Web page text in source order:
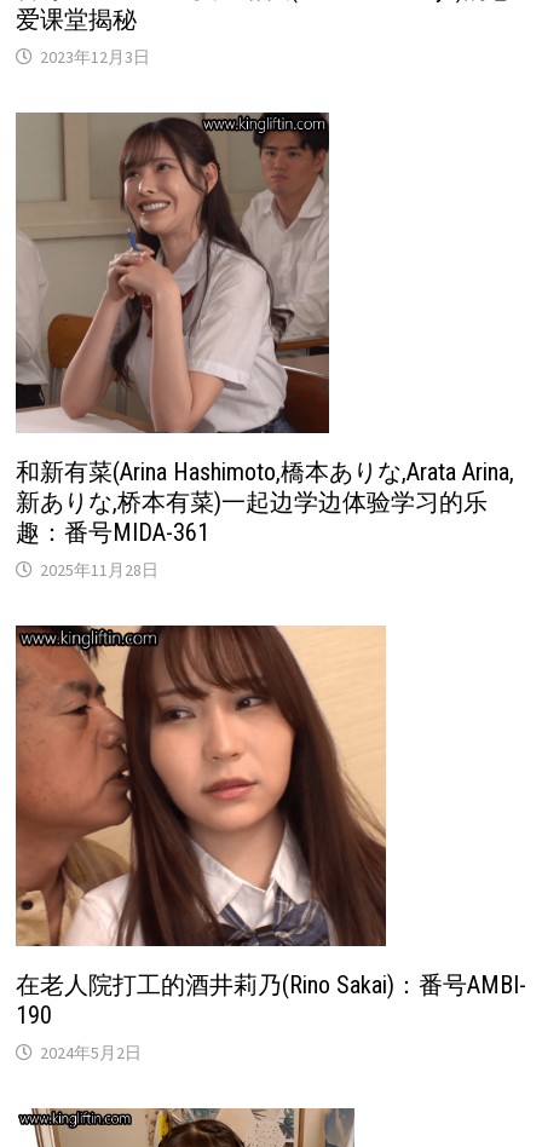
爱课堂揭秘
2023年12月3日
和新有菜(Arina Hashimoto,橋本ありな,Arata Arina,
新ありな,桥本有菜)一起边学边体验学习的乐
趣：番号MIDA-361
2025年11月28日
在老人院打工的酒井莉乃(Rino Sakai)：番号AMBI-
190
2024年5月2日